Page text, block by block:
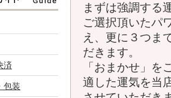
まずは強調する
ご選択頂いたパ
え、更に３つま
だきます。
「おまかせ」を
適した運気を当
済
包装